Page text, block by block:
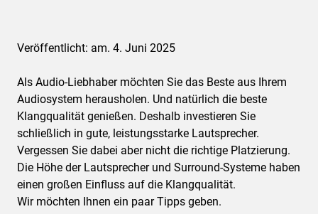
Veröffentlicht: am. 4. Juni 2025
Als Audio-Liebhaber möchten Sie das Beste aus Ihrem
Audiosystem herausholen. Und natürlich die beste
Klangqualität genießen. Deshalb investieren Sie
schließlich in gute, leistungsstarke Lautsprecher.
Vergessen Sie dabei aber nicht die richtige Platzierung.
Die Höhe der Lautsprecher und Surround-Systeme haben
einen großen Einfluss auf die Klangqualität.
Wir möchten Ihnen ein paar Tipps geben.